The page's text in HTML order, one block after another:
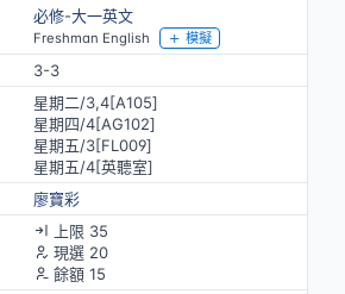
必修-大一英文
Freshman English 模擬
3-3
星期二/3,4[A105]
星期四/4[AG102]
星期五/3[FL009]
星期五/4[英聽室]
廖寶彩
上限 35
現選 20
餘額 15